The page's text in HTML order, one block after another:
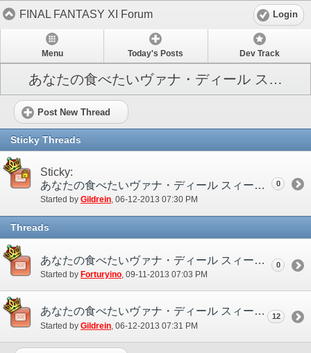
FINAL FANTASY XI Forum Login
Menu Today's Posts Dev Track
あなたの食べたいヴァナ・ディール スィーツ募集
Post New Thread
Sticky Threads
Sticky:
あなたの食べたいヴァナ・ディール スィーツ募集
Started by Gildrein‎, 06-12-2013 07:30 PM
0
Threads
あなたの食べたいヴァナ・ディール スィーツ募集 結果発表
Started by Forturyino ‎, 09-11-2013 07:03 PM
0
あなたの食べたいヴァナ・ディール スィーツ募集 ディスカッションスレッド
Started by Gildrein‎, 06-12-2013 07:31 PM
12